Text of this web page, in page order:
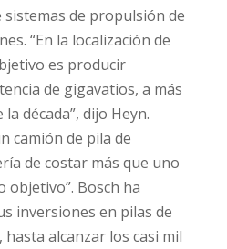
de propulsión de
“En la localización de
es producir
de gigavatios, a más
década”, dijo Heyn.
camión de pila de
de costar más que uno
objetivo”. Bosch ha
inversiones en pilas de
alcanzar los casi mil